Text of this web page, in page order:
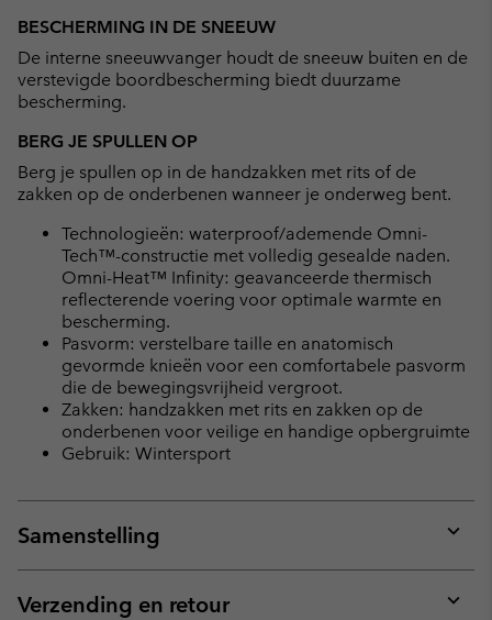
BESCHERMING IN DE SNEEUW
De interne sneeuwvanger houdt de sneeuw buiten en de
verstevigde boordbescherming biedt duurzame
bescherming.
BERG JE SPULLEN OP
Berg je spullen op in de handzakken met rits of de
zakken op de onderbenen wanneer je onderweg bent.
Technologieën: waterproof/ademende Omni-
Tech™-constructie met volledig gesealde naden.
Omni-Heat™ Infinity: geavanceerde thermisch
reflecterende voering voor optimale warmte en
bescherming.
Pasvorm: verstelbare taille en anatomisch
gevormde knieën voor een comfortabele pasvorm
die de bewegingsvrijheid vergroot.
Zakken: handzakken met rits en zakken op de
onderbenen voor veilige en handige opbergruimte
Gebruik: Wintersport
Samenstelling
or
Verzending en retour